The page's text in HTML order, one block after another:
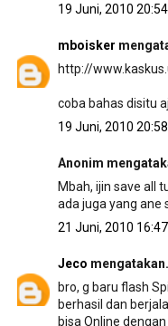
19 Juni, 2010 20:54
mboisker
http://
coba bahas disitu
19 Juni, 2010 20:58
Anonim
Mbah, ijin save all
ada juga yang ane
21 Juni, 2010 16:47
Jeco
bro, g baru flash
berhasil dan
bisa Online